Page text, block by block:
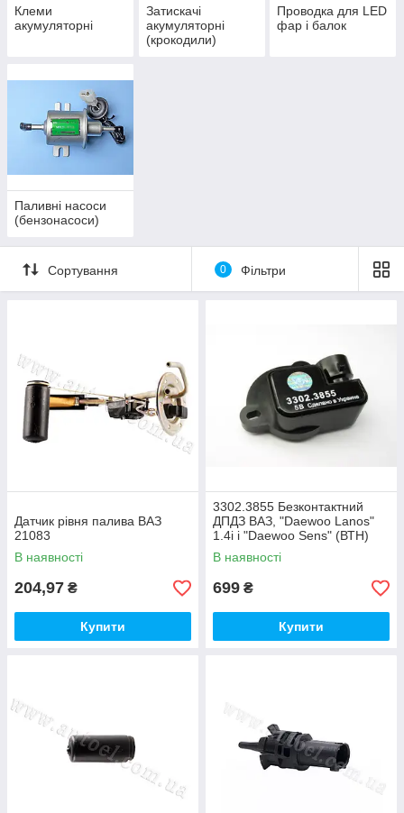
Клеми
акумуляторні
Затискачі
акумуляторні
(крокодили)
Проводка для LED
фар і балок
Паливні насоси
(бензонасоси)
Сортування 0 Фільтри
Датчик рівня палива ВАЗ
21083
В наявності
204,97 ₴
Купити
3302.3855 Безконтактний
ДПДЗ ВАЗ, "Daewoo Lanos"
1.4i і "Daewoo Sens" (ВТН)
В наявності
699 ₴
Купити